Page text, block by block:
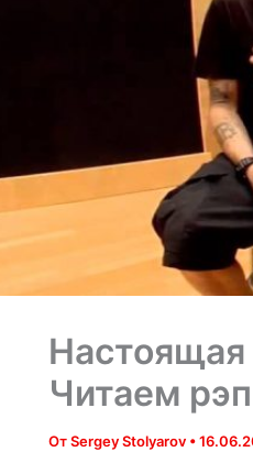
Настоящая
Читаем
ОтSergey Stolyarov •